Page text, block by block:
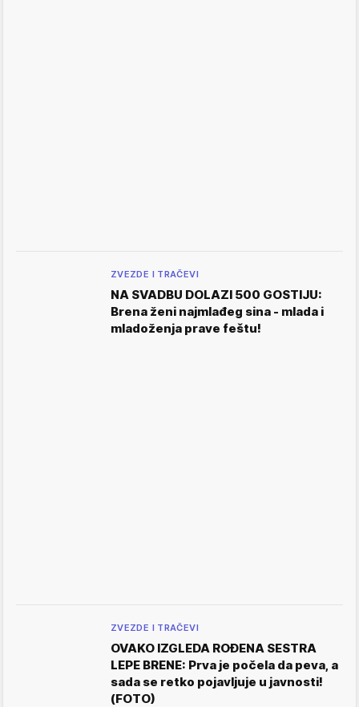
ZVEZDE I TRAČEVI
NA SVADBU DOLAZI 500 GOSTIJU:
Brena ženi najmlađeg sina - mlada i
mladoženja prave feštu!
ZVEZDE I TRAČEVI
OVAKO IZGLEDA ROĐENA SESTRA
LEPE BRENE: Prva je počela da peva, a
sada se retko pojavljuje u javnosti!
(FOTO)